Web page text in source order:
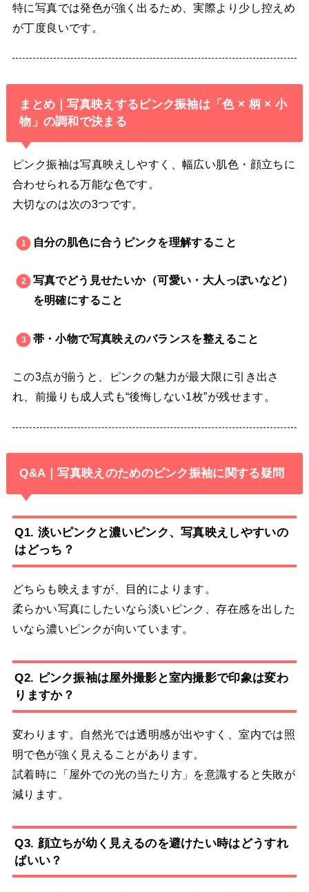
特に写真では発色が強く出るため、実際より少し控えめ
が丁度良いです。
まとめ｜写真映えするピンク振袖は「色 × 柄 × 小
物」の調和で決まる
ピンク振袖は写真映えしやすく、幅広い肌色・顔立ちに
合わせられる万能な色です。
大切なのは次の3つです。
自分の肌色に合うピンクを理解すること
写真でどう見せたいか（可愛い・大人っぽいなど）
を明確にすること
帯・小物で写真映えのバランスを整えること
この3点が揃うと、ピンクの魅力が最大限に引き出さ
れ、前撮りも成人式も“後悔しない1枚”が残せます。
Q&A｜写真映えのためのピンク振袖に関する疑問
Q1. 淡いピンクと濃いピンク、写真映えしやすいの
はどっち？
どちらも映えますが、目的によります。
柔らかい写真にしたいなら淡いピンク、存在感を出した
いなら濃いピンクが向いています。
Q2. ピンク振袖は屋外撮影と室内撮影で印象は変わ
りますか？
変わります。自然光では透明感が出やすく、室内では照
明で色が強く見えることがあります。
試着時に「屋外での光の当たり方」を意識すると失敗が
減ります。
Q3. 顔立ちが幼く見えるのを避けたい時はどうすれ
ばいい？